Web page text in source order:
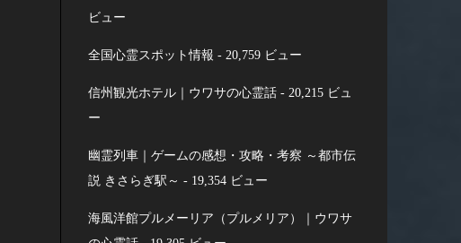
ビュー
全国心霊スポット情報 - 20,759 ビュー
信州観光ホテル｜ウワサの心霊話 - 20,215 ビュ
ー
幽霊列車｜ゲームの感想・攻略・考察 ～都市伝
説 きさらぎ駅～ - 19,354 ビュー
海風洋館プルメーリア（プルメリア）｜ウワサ